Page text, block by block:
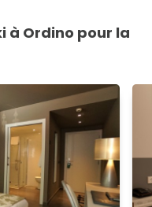
offres de ski.
à Ordino pour la